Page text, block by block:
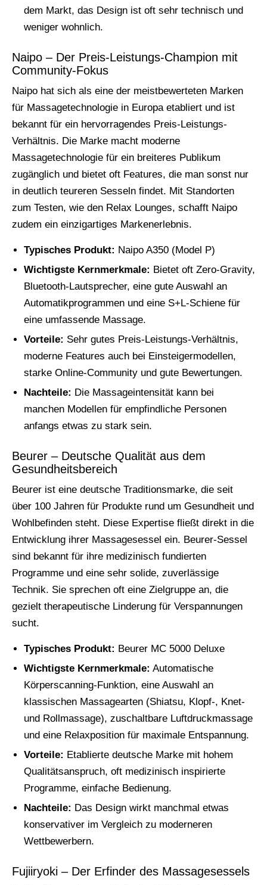
dem Markt, das Design ist oft sehr technisch und
weniger wohnlich.
Naipo – Der Preis-Leistungs-Champion mit
Community-Fokus
Naipo hat sich als eine der meistbewerteten Marken
für Massagetechnologie in Europa etabliert und ist
bekannt für ein hervorragendes Preis-Leistungs-
Verhältnis. Die Marke macht moderne
Massagetechnologie für ein breiteres Publikum
zugänglich und bietet oft Features, die man sonst nur
in deutlich teureren Sesseln findet. Mit Standorten
zum Testen, wie den Relax Lounges, schafft Naipo
zudem ein einzigartiges Markenerlebnis.
Typisches Produkt: Naipo A350 (Model P)
Wichtigste Kernmerkmale: Bietet oft Zero-Gravity,
Bluetooth-Lautsprecher, eine gute Auswahl an
Automatikprogrammen und eine S+L-Schiene für
eine umfassende Massage.
Vorteile: Sehr gutes Preis-Leistungs-Verhältnis,
moderne Features auch bei Einsteigermodellen,
starke Online-Community und gute Bewertungen.
Nachteile: Die Massageintensität kann bei
manchen Modellen für empfindliche Personen
anfangs etwas zu stark sein.
Beurer – Deutsche Qualität aus dem
Gesundheitsbereich
Beurer ist eine deutsche Traditionsmarke, die seit
über 100 Jahren für Produkte rund um Gesundheit und
Wohlbefinden steht. Diese Expertise fließt direkt in die
Entwicklung ihrer Massagesessel ein. Beurer-Sessel
sind bekannt für ihre medizinisch fundierten
Programme und eine sehr solide, zuverlässige
Technik. Sie sprechen oft eine Zielgruppe an, die
gezielt therapeutische Linderung für Verspannungen
sucht.
Typisches Produkt: Beurer MC 5000 Deluxe
Wichtigste Kernmerkmale: Automatische
Körperscanning-Funktion, eine Auswahl an
klassischen Massagearten (Shiatsu, Klopf-, Knet-
und Rollmassage), zuschaltbare Luftdruckmassage
und eine Relaxposition für maximale Entspannung.
Vorteile: Etablierte deutsche Marke mit hohem
Qualitätsanspruch, oft medizinisch inspirierte
Programme, einfache Bedienung.
Nachteile: Das Design wirkt manchmal etwas
konservativer im Vergleich zu moderneren
Wettbewerbern.
Fujiiryoki – Der Erfinder des Massagesessels